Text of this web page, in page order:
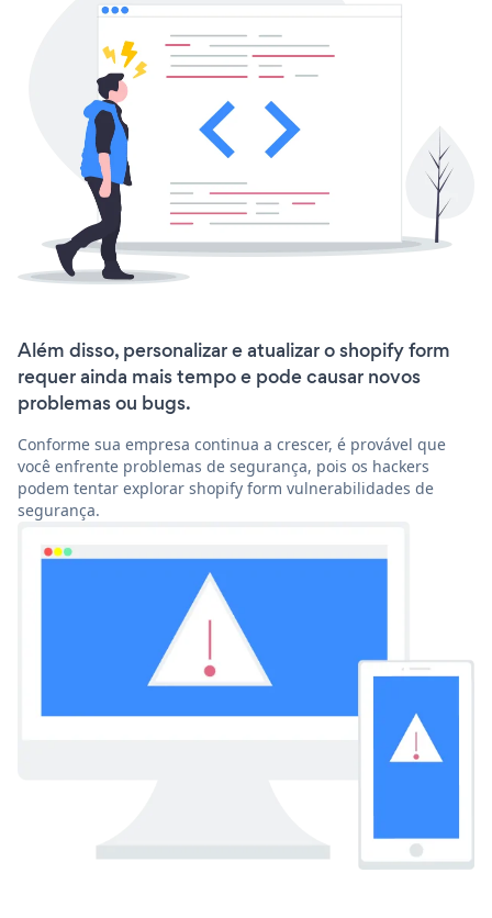
Além disso, personalizar e atualizar o shopify form
requer ainda mais tempo e pode causar novos
problemas ou bugs.
Conforme sua empresa continua a crescer, é provável que
você enfrente problemas de segurança, pois os hackers
podem tentar explorar shopify form vulnerabilidades de
segurança.